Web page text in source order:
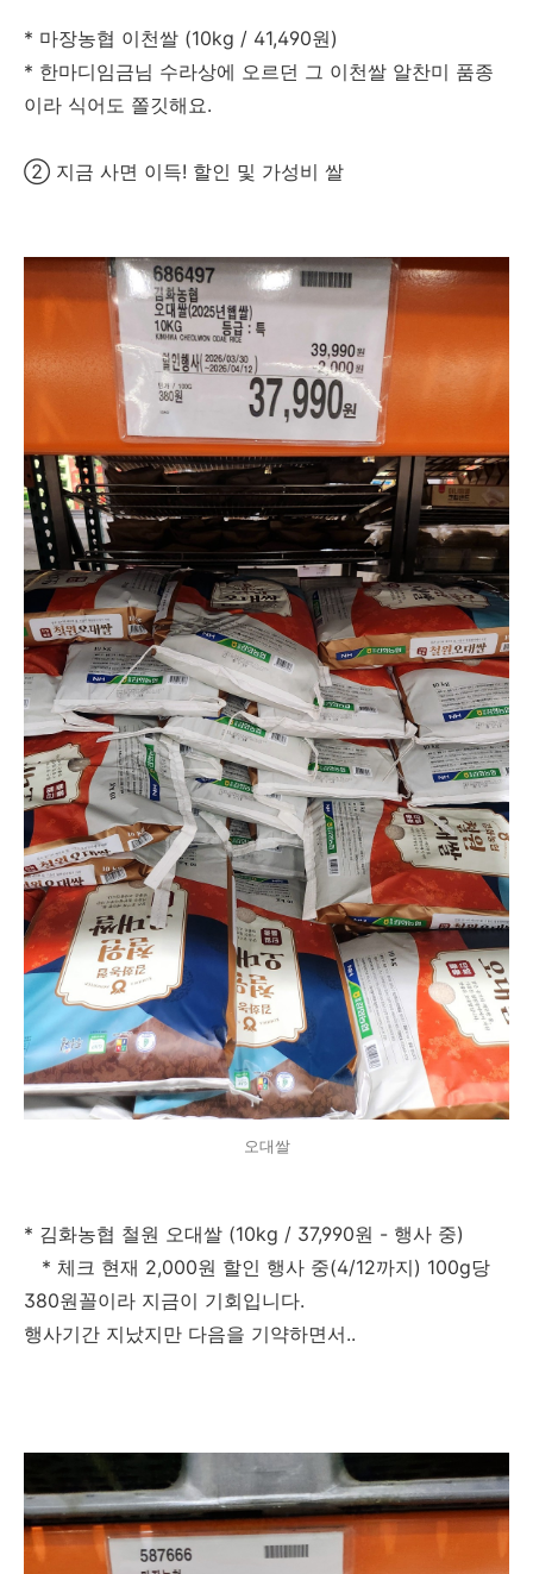
* 마장농협 이천쌀 (10kg / 41,490원)
* 한마디임금님 수라상에 오르던 그 이천쌀 알찬미 품종
이라 식어도 쫄깃해요.
② 지금 사면 이득! 할인 및 가성비 쌀
오대쌀
* 김화농협 철원 오대쌀 (10kg / 37,990원 - 행사 중)
* 체크 현재 2,000원 할인 행사 중(4/12까지) 100g당
380원꼴이라 지금이 기회입니다.
행사기간 지났지만 다음을 기약하면서..